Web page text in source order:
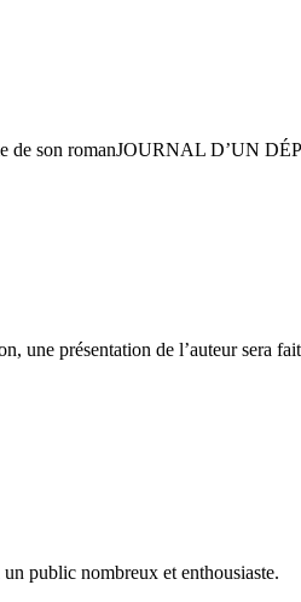
de son romanJOURNAL D’UN
une présentation de l’auteur sera
public nombreux et enthousiaste.